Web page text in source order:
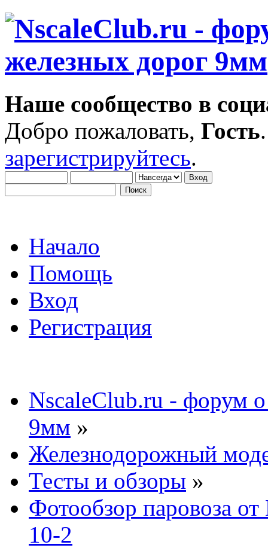
Наше сообщество в
Добро пожаловать, Гость
зарегистрируйтесь.
Начало
Помощь
Вход
Регистрация
NscaleClub.ru - форум
9мм »
Железнодорожный
Тесты и обзоры »
Фотообзор паровоза
10-2